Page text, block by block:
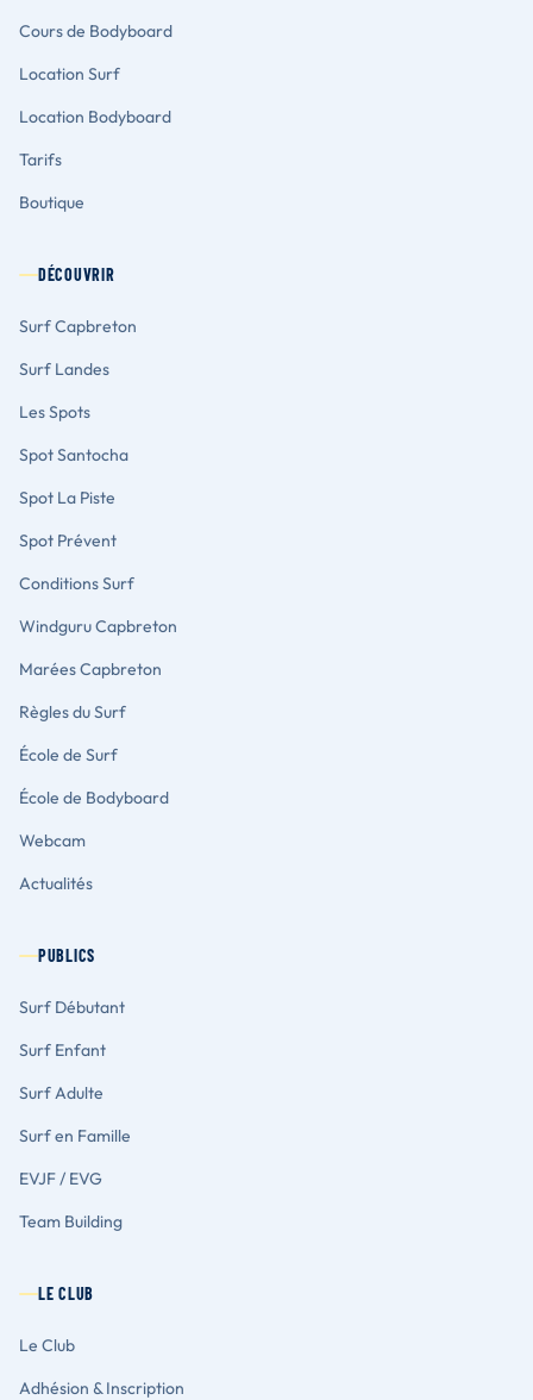
Cours de Bodyboard
Location Surf
Location Bodyboard
Tarifs
Boutique
DÉCOUVRIR
Surf Capbreton
Surf Landes
Les Spots
Spot Santocha
Spot La Piste
Spot Prévent
Conditions Surf
Windguru Capbreton
Marées Capbreton
Règles du Surf
École de Surf
École de Bodyboard
Webcam
Actualités
PUBLICS
Surf Débutant
Surf Enfant
Surf Adulte
Surf en Famille
EVJF / EVG
Team Building
LE CLUB
Le Club
Adhésion & Inscription